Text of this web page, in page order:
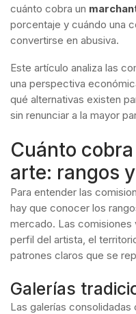
cuánto cobra un
porcentaje y cuándo una
convertirse en abusiva.
Este artículo analiza las
una perspectiva
qué alternativas existen
sin renunciar a la mayor
Cuánto
arte: rangos
Para entender las
hay que conocer los
mercado. Las comisiones
perfil del artista, el
patrones claros que se
Galerías
Las galerías